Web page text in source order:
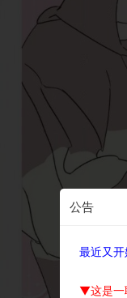
公告
最近又
▼这是一